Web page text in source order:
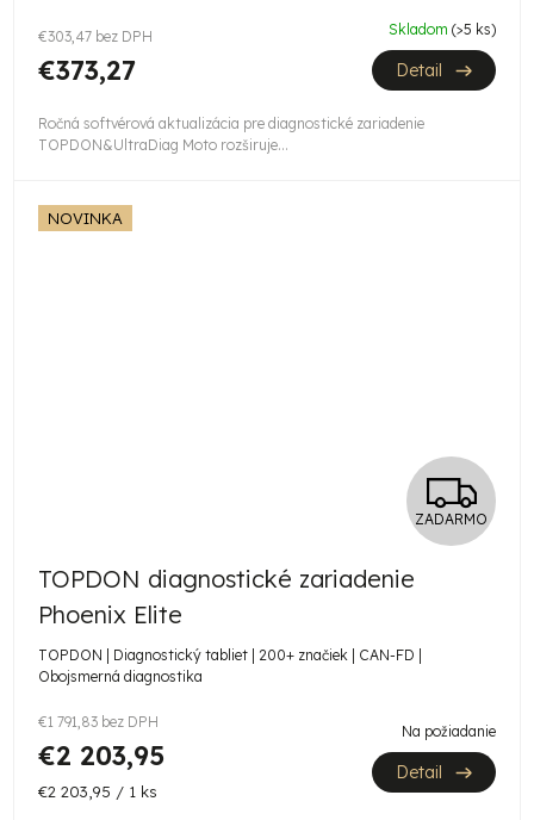
€303,47 bez DPH
€373,27
Skladom (>5 ks)
Detail
Ročná softvérová aktualizácia pre diagnostické zariadenie
TOPDON&UltraDiag Moto rozširuje...
NOVINKA
Z
A
M
O
ZADARMO
TOPDON diagnostické zariadenie
Phoenix Elite
TOPDON | Diagnostický tabliet | 200+ značiek | CAN-FD |
Obojsmerná diagnostika
€1 791,83 bez DPH
€2 203,95
Jednotková
€2 203,95 / 1 ks
Na požiadanie
Detail